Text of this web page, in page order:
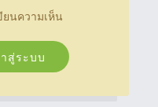
ยนความเห็น
สู่ระบบ